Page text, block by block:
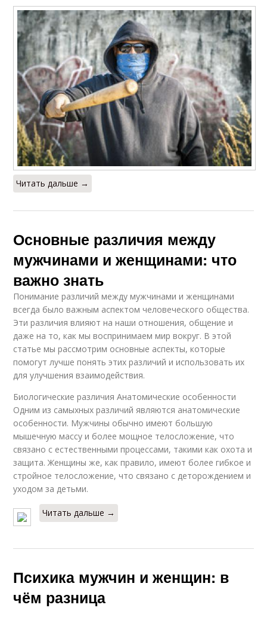
Читать дальше →
Основные различия между
мужчинами и женщинами: что
важно знать
Понимание различий между мужчинами и женщинами
всегда было важным аспектом человеческого общества.
Эти различия влияют на наши отношения, общение и
даже на то, как мы воспринимаем мир вокруг. В этой
статье мы рассмотрим основные аспекты, которые
помогут лучше понять этих различий и использовать их
для улучшения взаимодействия.
Биологические различия Анатомические особенности
Одним из самыхных различий являются анатомические
особенности. Мужчины обычно имеют большую
мышечную массу и более мощное телосложение, что
связано с естественными процессами, такими как охота и
защита. Женщины же, как правило, имеют более гибкое и
стройное телосложение, что связано с деторождением и
уходом за детьми.
Читать дальше →
Психика мужчин и женщин: в
чём разница